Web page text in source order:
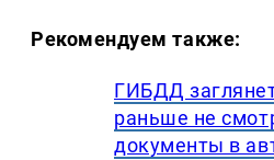
Рекомендуем также:
ГИБДД
раньше не
документы в